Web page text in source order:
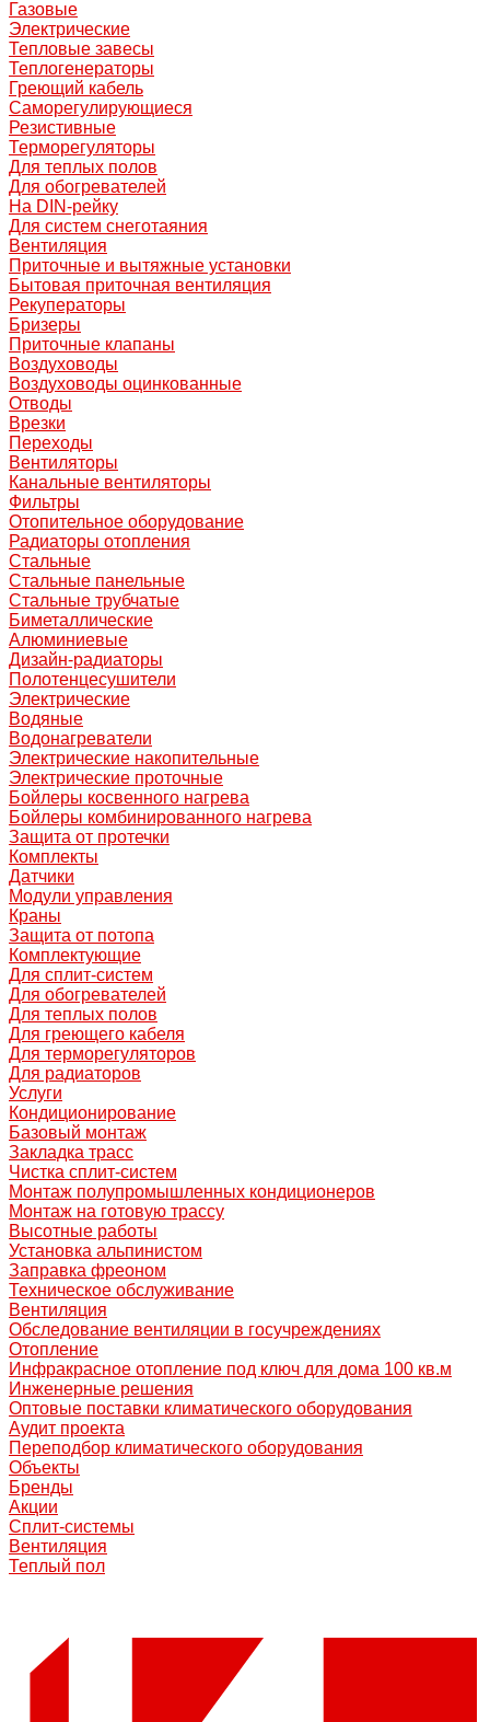
Газовые
Электрические
Тепловые завесы
Теплогенераторы
Греющий кабель
Саморегулирующиеся
Резистивные
Терморегуляторы
Для теплых полов
Для обогревателей
На DIN-рейку
Для систем снеготаяния
Вентиляция
Приточные и вытяжные установки
Бытовая приточная вентиляция
Рекуператоры
Бризеры
Приточные клапаны
Воздуховоды
Воздуховоды оцинкованные
Отводы
Врезки
Переходы
Вентиляторы
Канальные вентиляторы
Фильтры
Отопительное оборудование
Радиаторы отопления
Стальные
Стальные панельные
Стальные трубчатые
Биметаллические
Алюминиевые
Дизайн-радиаторы
Полотенцесушители
Электрические
Водяные
Водонагреватели
Электрические накопительные
Электрические проточные
Бойлеры косвенного нагрева
Бойлеры комбинированного нагрева
Защита от протечки
Комплекты
Датчики
Модули управления
Краны
Защита от потопа
Комплектующие
Для сплит-систем
Для обогревателей
Для теплых полов
Для греющего кабеля
Для терморегуляторов
Для радиаторов
Услуги
Кондиционирование
Базовый монтаж
Закладка трасс
Чистка сплит-систем
Монтаж полупромышленных кондиционеров
Монтаж на готовую трассу
Высотные работы
Установка альпинистом
Заправка фреоном
Техническое обслуживание
Вентиляция
Обследование вентиляции в госучреждениях
Отопление
Инфракрасное отопление под ключ для дома 100 кв.м
Инженерные решения
Оптовые поставки климатического оборудования
Аудит проекта
Переподбор климатического оборудования
Объекты
Бренды
Акции
Сплит-системы
Вентиляция
Теплый пол